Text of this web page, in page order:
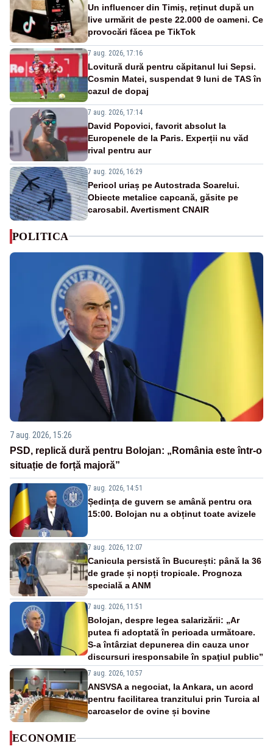
Un influencer din Timiș, reținut după un
live urmărit de peste 22.000 de oameni. Ce
provocări făcea pe TikTok
7 aug. 2026, 17:16
Lovitură dură pentru căpitanul lui Sepsi.
Cosmin Matei, suspendat 9 luni de TAS în
cazul de dopaj
7 aug. 2026, 17:14
David Popovici, favorit absolut la
Europenele de la Paris. Experții nu văd
rival pentru aur
7 aug. 2026, 16:29
Pericol uriaș pe Autostrada Soarelui.
Obiecte metalice capcană, găsite pe
carosabil. Avertisment CNAIR
POLITICA
7 aug. 2026, 15:26
PSD, replică dură pentru Bolojan: „România este într-o
situație de forță majoră”
7 aug. 2026, 14:51
Ședința de guvern se amână pentru ora
15:00. Bolojan nu a obținut toate avizele
7 aug. 2026, 12:07
Canicula persistă în București: până la 36
de grade și nopți tropicale. Prognoza
specială a ANM
7 aug. 2026, 11:51
Bolojan, despre legea salarizării: „Ar
putea fi adoptată în perioada următoare.
S-a întârziat depunerea din cauza unor
discursuri iresponsabile în spaţiul public”
7 aug. 2026, 10:57
ANSVSA a negociat, la Ankara, un acord
pentru facilitarea tranzitului prin Turcia al
carcaselor de ovine și bovine
ECONOMIE